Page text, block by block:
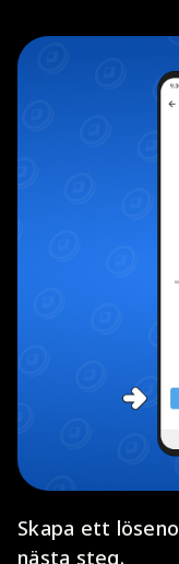
Skapa ett
nästa steg.